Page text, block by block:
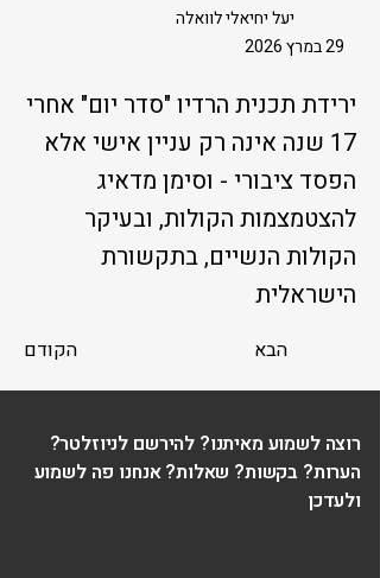
יעל יחיאלי לוואלה
29 במרץ 2026
ירידת תכנית הרדיו "סדר יום" אחרי
17 שנה אינה רק עניין אישי אלא
הפסד ציבורי - וסימן מדאיג
להצטמצמות הקולות, ובעיקר
הקולות הנשיים, בתקשורת
הישראלית
הקודם הבא
רוצה לשמוע מאיתנו? להירשם לניוזלטר?
הערות? בקשות? שאלות? אנחנו פה לשמוע
ולעדכן